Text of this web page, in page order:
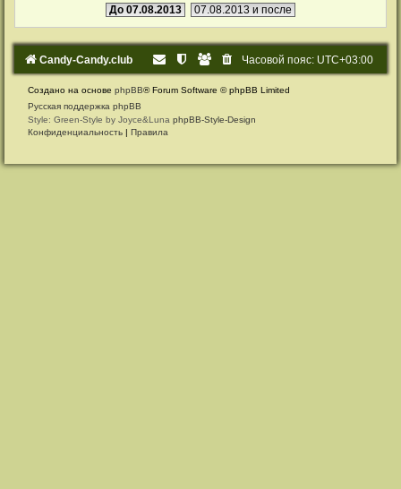
До 07.08.2013 07.08.2013 и после
Candy-Candy.club Часовой пояс: UTC+03:00
Создано на основе phpBB® Forum Software © phpBB Limited
Русская поддержка phpBB
Style: Green-Style by Joyce&Luna phpBB-Style-Design
Конфиденциальность | Правила